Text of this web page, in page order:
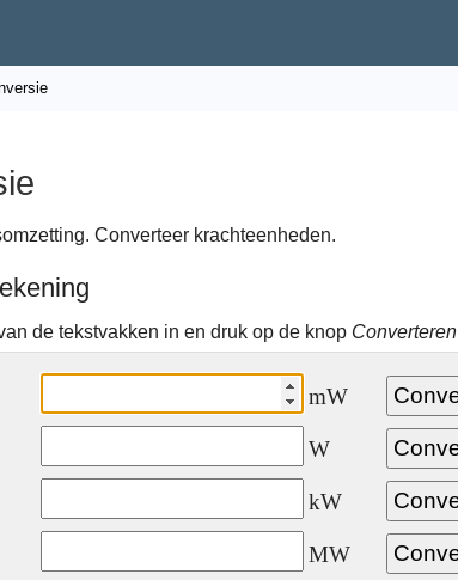
Converteer krachteenheden.
de tekstvakken in en druk op de knop Converteren
mW
W
kW
MW